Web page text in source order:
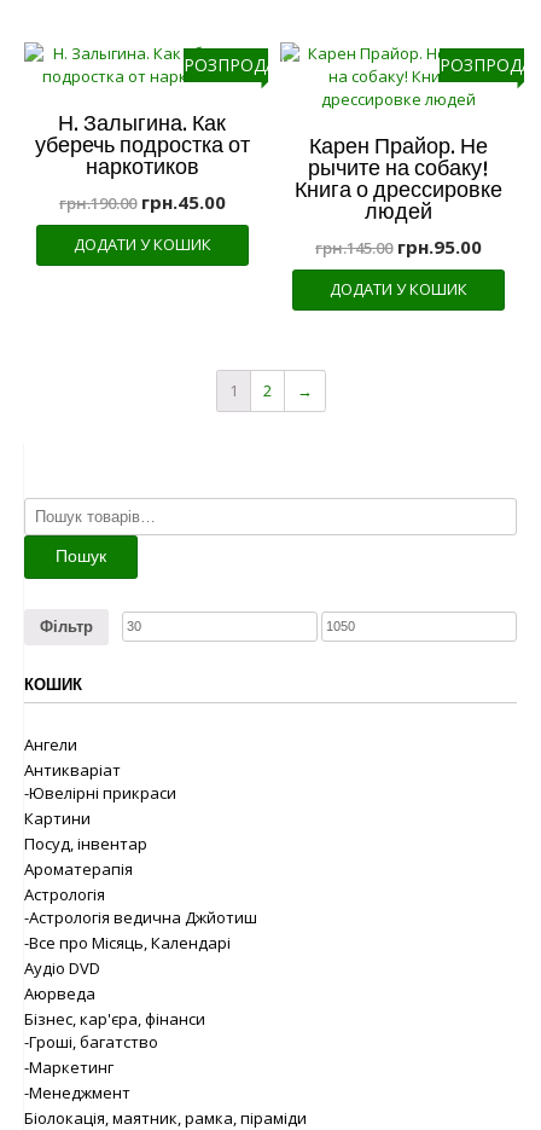
РОЗПРОДАЖ!
Н. Залыгина. Как
уберечь подростка от
наркотиков
грн.190.00 грн.45.00
ДОДАТИ У КОШИК
Карен Прайор. Не
рычите на собаку!
Книга о дрессировке
людей
грн.145.00 грн.95.00
ДОДАТИ У КОШИК
1 2 →
Шукати:
Пошук
Фільтр
КОШИК
Ангели
Антикваріат
-Ювелірні прикраси
Картини
Посуд, інвентар
Ароматерапія
Астрологія
-Астрологія ведична Джйотиш
-Все про Місяць, Календарі
Аудіо DVD
Аюрведа
Бізнес, кар'єра, фінанси
-Гроші, багатство
-Маркетинг
-Менеджмент
Біолокація, маятник, рамка, піраміди